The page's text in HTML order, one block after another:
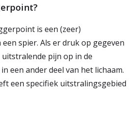
is een (zeer)
spier. Als er druk op gegeven
pijn op in de
een ander deel van het lichaam.
een specifiek uitstralingsgebied